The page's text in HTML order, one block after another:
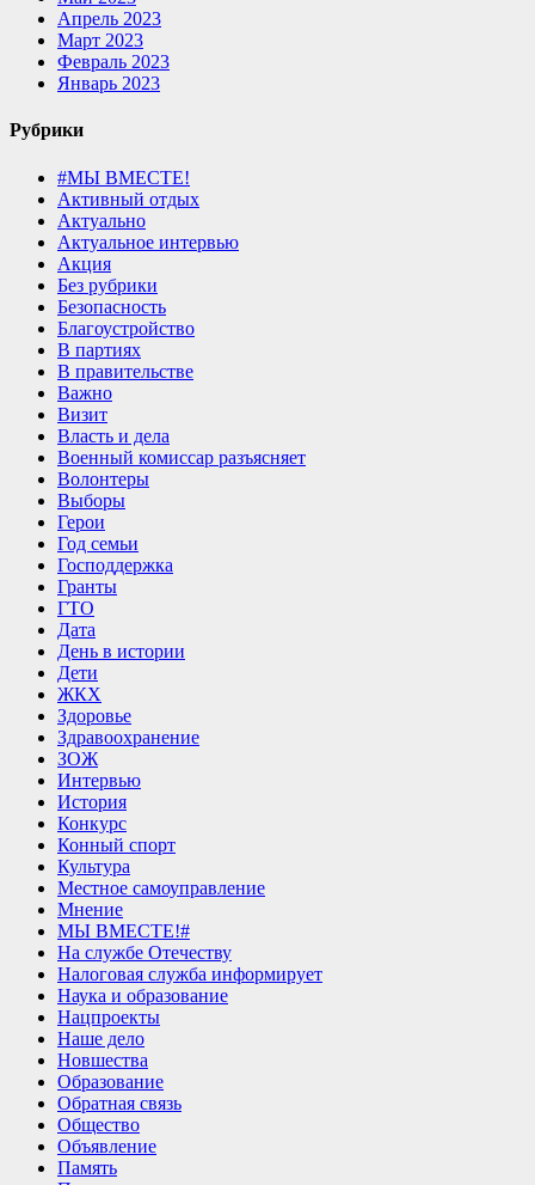
Апрель 2023
Март 2023
Февраль 2023
Январь 2023
Рубрики
#МЫ ВМЕСТЕ!
Активный отдых
Актуально
Актуальное интервью
Акция
Без рубрики
Безопасность
Благоустройство
В партиях
В правительстве
Важно
Визит
Власть и дела
Военный комиссар разъясняет
Волонтеры
Выборы
Герои
Год семьи
Господдержка
Гранты
ГТО
Дата
День в истории
Дети
ЖКХ
Здоровье
Здравоохранение
ЗОЖ
Интервью
История
Конкурс
Конный спорт
Культура
Местное самоуправление
Мнение
МЫ ВМЕСТЕ!#
На службе Отечеству
Налоговая служба информирует
Наука и образование
Нацпроекты
Наше дело
Новшества
Образование
Обратная связь
Общество
Объявление
Память